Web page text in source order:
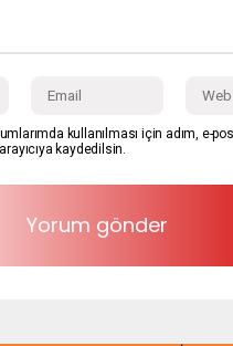
kullanılması için adım, e-
kaydedilsin.